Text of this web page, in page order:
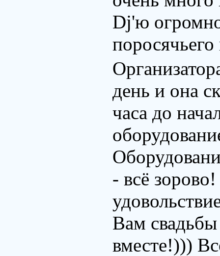
Dj'ю
день и она
часа до
- всё
Вам свадьбы
вместе!)))